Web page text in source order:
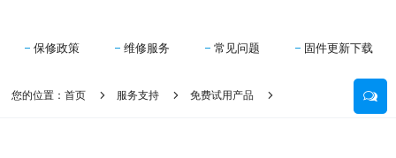
保修政策 维修服务 常见问题 固件更新下载
您的位置：首页 服务支持 免费试用产品